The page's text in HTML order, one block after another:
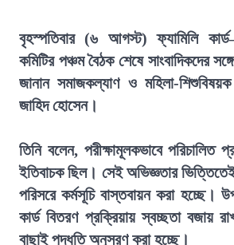
বৃহস্পতিবার (৬ আগস্ট) ফ্যামিলি
কমিটির পঞ্চম বৈঠক শেষে সাংবাদিকদের
জানান সমাজকল্যাণ ও মহিলা-
জাহিদ হোসেন।
তিনি বলেন, পরীক্ষামূলকভাবে পরিচালিত
ইতিবাচক ছিল। সেই অভিজ্ঞতার
পরিসরে কর্মসূচি বাস্তবায়ন করা হচ্ছে।
কার্ড বিতরণ প্রক্রিয়ায় স্বচ্ছতা বজায়
বাছাই পদ্ধতি অনুসরণ করা হচ্ছে।